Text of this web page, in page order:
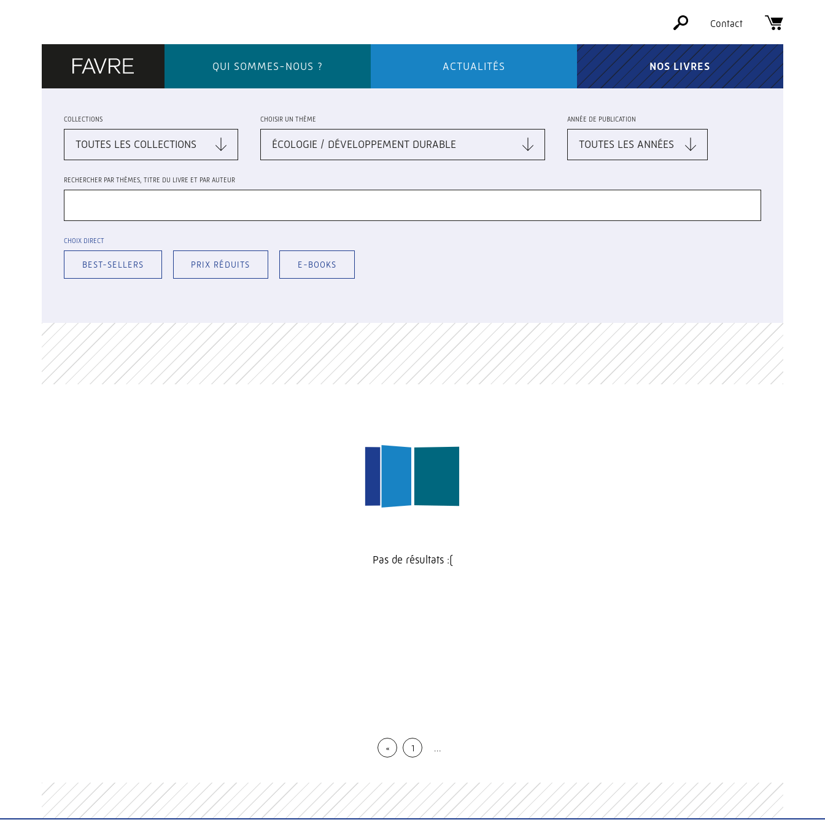
QUI SOMMES-NOUS ? ACTUALITÉS NOS LIVRES
Contact
COLLECTIONS CHOISIR UN THÈME ANNÉE DE PUBLICATION
RECHERCHER PAR THÈMES, TITRE DU LIVRE ET PAR AUTEUR
CHOIX DIRECT
BEST-SELLERS PRIX RÉDUITS E-BOOKS
Pas de résultats :(
« 1 …